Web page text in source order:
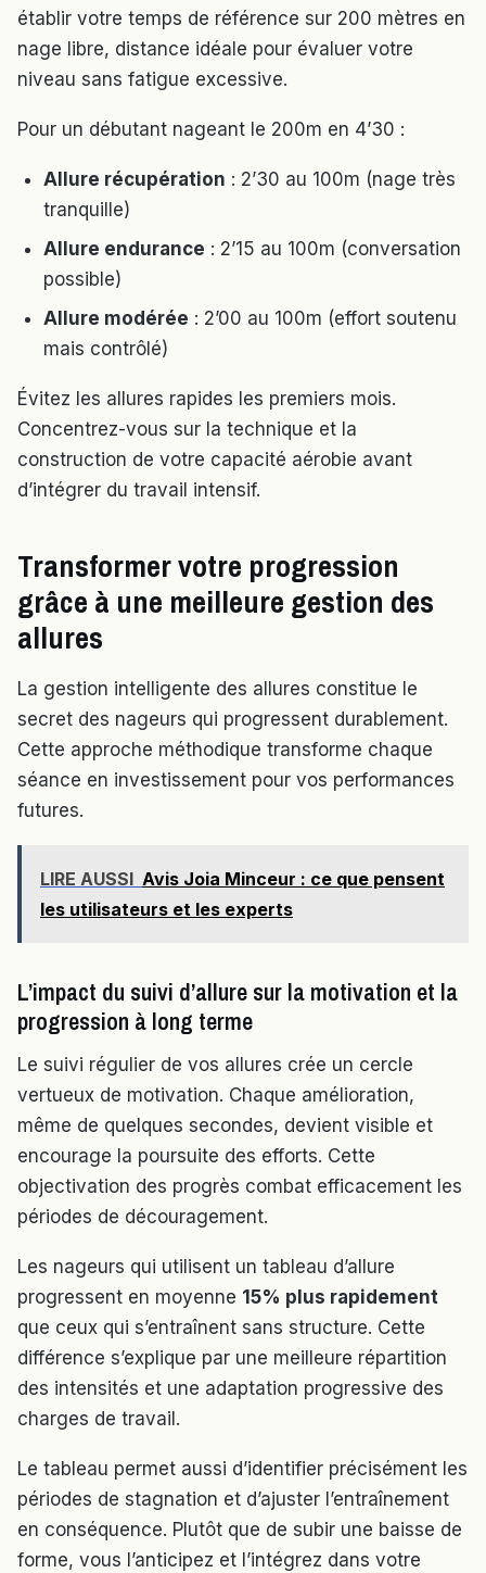
établir votre temps de référence sur 200 mètres en
nage libre, distance idéale pour évaluer votre
niveau sans fatigue excessive.
Pour un débutant nageant le 200m en 4’30 :
Allure récupération : 2’30 au 100m (nage très
tranquille)
Allure endurance : 2’15 au 100m (conversation
possible)
Allure modérée : 2’00 au 100m (effort soutenu
mais contrôlé)
Évitez les allures rapides les premiers mois.
Concentrez-vous sur la technique et la
construction de votre capacité aérobie avant
d’intégrer du travail intensif.
Transformer votre progression
grâce à une meilleure gestion des
allures
La gestion intelligente des allures constitue le
secret des nageurs qui progressent durablement.
Cette approche méthodique transforme chaque
séance en investissement pour vos performances
futures.
LIRE AUSSI Avis Joia Minceur : ce que pensent
les utilisateurs et les experts
L’impact du suivi d’allure sur la motivation et la
progression à long terme
Le suivi régulier de vos allures crée un cercle
vertueux de motivation. Chaque amélioration,
même de quelques secondes, devient visible et
encourage la poursuite des efforts. Cette
objectivation des progrès combat efficacement les
périodes de découragement.
Les nageurs qui utilisent un tableau d’allure
progressent en moyenne 15% plus rapidement
que ceux qui s’entraînent sans structure. Cette
différence s’explique par une meilleure répartition
des intensités et une adaptation progressive des
charges de travail.
Le tableau permet aussi d’identifier précisément les
périodes de stagnation et d’ajuster l’entraînement
en conséquence. Plutôt que de subir une baisse de
forme, vous l’anticipez et l’intégrez dans votre